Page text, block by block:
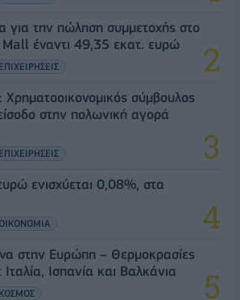
για την πώληση συμμετοχής στο
έναντι 49,35 εκατ. ευρώ
ΕΠΙΧΕΙΡΗΣΕΙΣ
σύμβουλος
στην πολωνική αγορά
ΕΠΙΧΕΙΡΗΣΕΙΣ
ενισχύεται 0,08%, στα
ΟΙΚΟΝΟΜΙΑ
στην Ευρώπη – Θερμοκρασίες
Ισπανία και Βαλκάνια
ΚΟΣΜΟΣ